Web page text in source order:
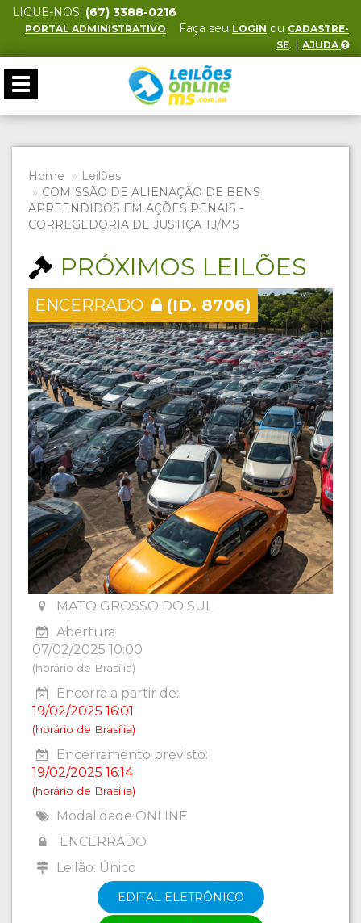
LIGUE-NOS: (67) 3388-0216
PORTAL ADMINISTRATIVO Faça seu LOGIN ou CADASTRE-
SE. | AJUDA
Toggle
navigation
Home
Leilões
COMISSÃO DE ALIENAÇÃO DE BENS
APREENDIDOS EM AÇÕES PENAIS -
CORREGEDORIA DE JUSTIÇA TJ/MS
PRÓXIMOS LEILÕES
ENCERRADO (ID. 8706)
MATO GROSSO DO SUL
Abertura
07/02/2025 10:00
(horário de Brasília)
Encerra a partir de:
19/02/2025 16:01
(horário de Brasília)
Encerramento previsto:
19/02/2025 16:14
(horário de Brasília)
Modalidade ONLINE
ENCERRADO
Leilão: Único
EDITAL ELETRÔNICO